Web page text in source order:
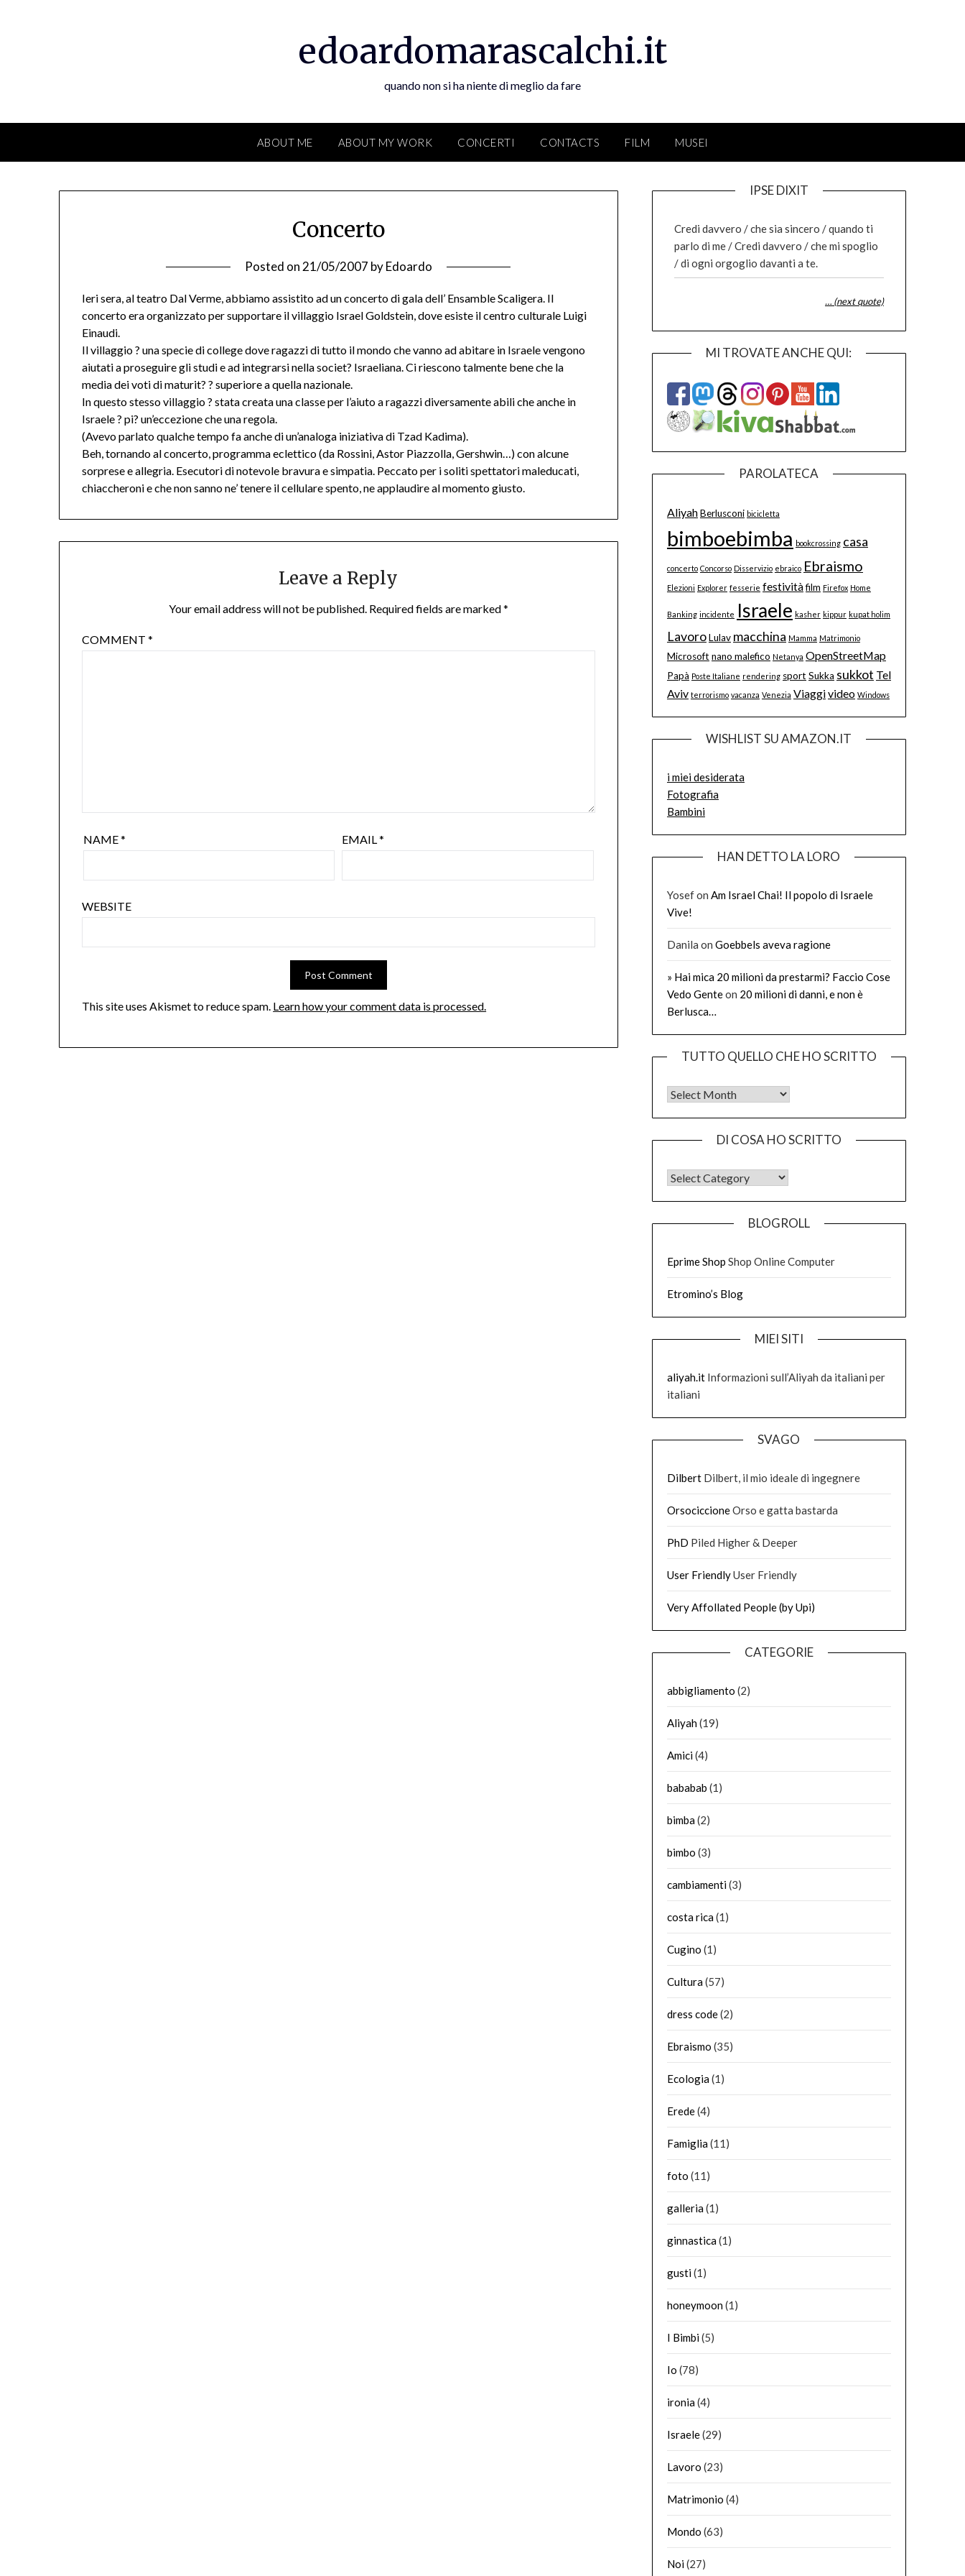
edoardomarascalchi.it
quando non si ha niente di meglio da fare
ABOUT ME ABOUT MY WORK CONCERTI CONTACTS FILM MUSEI
Concerto
Posted on 21/05/2007 byEdoardo
Ieri sera, al teatro Dal Verme, abbiamo assistito ad un concerto di gala dell’ Ensamble Scaligera. Il
concerto era organizzato per supportare il villaggio Israel Goldstein, dove esiste il centro culturale Luigi
Einaudi.
Il villaggio ? una specie di college dove ragazzi di tutto il mondo che vanno ad abitare in Israele vengono
aiutati a proseguire gli studi e ad integrarsi nella societ? Israeliana. Ci riescono talmente bene che la
media dei voti di maturit? ? superiore a quella nazionale.
In questo stesso villaggio ? stata creata una classe per l’aiuto a ragazzi diversamente abili che anche in
Israele ? pi? un’eccezione che una regola.
(Avevo parlato qualche tempo fa anche di un’analoga iniziativa di Tzad Kadima).
Beh, tornando al concerto, programma eclettico (da Rossini, Astor Piazzolla, Gershwin…) con alcune
sorprese e allegria. Esecutori di notevole bravura e simpatia. Peccato per i soliti spettatori maleducati,
chiaccheroni e che non sanno ne’ tenere il cellulare spento, ne applaudire al momento giusto.
Leave a Reply
Your email address will not be published. Required fields are marked*
COMMENT*
NAME* EMAIL*
WEBSITE
This site uses Akismet to reduce spam. Learn how your comment data is processed.
IPSE DIXIT
Credi davvero / che sia sincero / quando ti
parlo di me / Credi davvero / che mi spoglio
/ di ogni orgoglio davanti a te.
… (next quote)
MI TROVATE ANCHE QUI:
PAROLATECA
AliyahBerlusconi bicicletta
bimboebimba bookcrossing casa
concerto Concorso Disservizio ebraico Ebraismo
Elezioni Explorer fesserie festivitàfilm Firefox Home
Banking incidente Israele kasher kippur kupat holim
LavoroLulav macchina Mamma Matrimonio
Microsoft nano malefico Netanya OpenStreetMap
Papà Poste Italiane rendering sport Sukka sukkot Tel
Aviv terrorismo vacanza Venezia Viaggivideo Windows
WISHLIST SU AMAZON.IT
i miei desiderata
Fotografia
Bambini
HAN DETTO LA LORO
Yosefon Am Israel Chai! Il popolo di Israele
Vive!
Danila on Goebbels aveva ragione
» Hai mica 20 milioni da prestarmi? Faccio Cose
Vedo Genteon 20 milioni di danni, e non è
Berlusca…
TUTTO QUELLO CHE HO SCRITTO
Tutto quello che ho scritto
DI COSA HO SCRITTO
DI COSA HO SCRITTO
BLOGROLL
Eprime Shop Shop Online Computer
Etromino’s Blog
MIEI SITI
aliyah.itInformazioni sull’Aliyah da italiani per
italiani
SVAGO
DilbertDilbert, il mio ideale di ingegnere
OrsociccioneOrso e gatta bastarda
PhD Piled Higher & Deeper
User FriendlyUser Friendly
Very Affollated People (by Upi)
CATEGORIE
abbigliamento (2)
Aliyah(19)
Amici(4)
bababab (1)
bimba(2)
bimbo (3)
cambiamenti(3)
costa rica(1)
Cugino (1)
Cultura(57)
dress code(2)
Ebraismo (35)
Ecologia(1)
Erede(4)
Famiglia(11)
foto (11)
galleria(1)
ginnastica(1)
gusti(1)
honeymoon(1)
I Bimbi(5)
Io (78)
ironia(4)
Israele(29)
Lavoro (23)
Matrimonio (4)
Mondo (63)
Noi(27)